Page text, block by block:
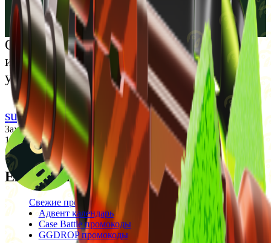
Русский
Українська
Открой мир премиальных развлечений:
играй честно и наслаждайся
уникальными впечатлениями
support@cs-wiki.org
Заходя на этот сайт, вы подтверждаете, что вам исполнилось
18 лет. Проблемы с азартными играми?
Обратится за помощью
Ежедневные бонусы
Свежие промокоды
Адвент календарь
Case Battle промокоды
GGDROP промокоды